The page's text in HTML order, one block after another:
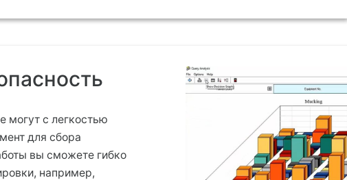
могут с легкостью
для сбора
вы сможете гибко
например,